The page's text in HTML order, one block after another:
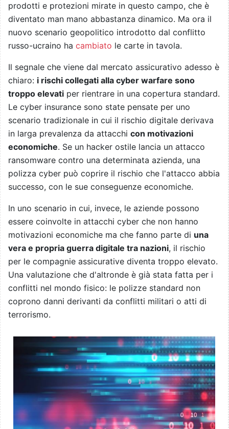
prodotti e protezioni mirate in questo campo, che è
diventato man mano abbastanza dinamico. Ma ora il
nuovo scenario geopolitico introdotto dal conflitto
russo-ucraino ha cambiato le carte in tavola.
Il segnale che viene dal mercato assicurativo adesso è
chiaro: i rischi collegati alla cyber warfare sono
troppo elevati per rientrare in una copertura standard.
Le cyber insurance sono state pensate per uno
scenario tradizionale in cui il rischio digitale derivava
in larga prevalenza da attacchi con motivazioni
economiche. Se un hacker ostile lancia un attacco
ransomware contro una determinata azienda, una
polizza cyber può coprire il rischio che l'attacco abbia
successo, con le sue conseguenze economiche.
In uno scenario in cui, invece, le aziende possono
essere coinvolte in attacchi cyber che non hanno
motivazioni economiche ma che fanno parte di una
vera e propria guerra digitale tra nazioni, il rischio
per le compagnie assicurative diventa troppo elevato.
Una valutazione che d'altronde è già stata fatta per i
conflitti nel mondo fisico: le polizze standard non
coprono danni derivanti da conflitti militari o atti di
terrorismo.